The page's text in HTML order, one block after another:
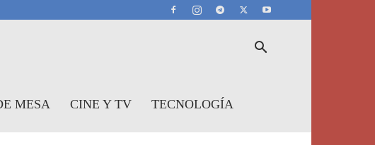
MESA CINE Y TV TECNOLOGÍA